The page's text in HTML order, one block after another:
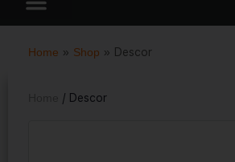
Home » Shop » Descor
/ Descor